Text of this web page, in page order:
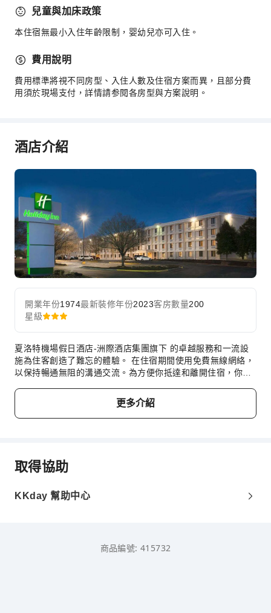
熨燙服務
洗衣服務
公共區域設施
自動販賣機
吸菸區
停車場
上網服務
公共休息室/電視室
櫃檯服務
快速入住退房
安全與保全
急救包
保全人員
無障礙設施
無障礙設施
兒童與加床政策
本住宿無最小入住年齡限制，婴幼兒亦可入住。
費用說明
費用標準將視不同房型、入住人數及住宿方案而異，且部分費
用須於現場支付，詳情請参閱各房型與方案說明。
酒店介紹
開業年份1974最新裝修年份2023客房數量200
星級
夏洛特機場假日酒店-洲際酒店集團旗下 的卓越服務和一流設
施為住客創造了難忘的體驗。 在住宿期間使用免費無線網絡，
以保持暢通無阻的溝通交流。為方便你抵達和離開住宿，你可
務，輕鬆發掘 夏洛特 (NC) 的美景。住宿為自駕遊住客提供泊
車設施。 透過前台服務提供的禮賓服務，輕鬆計劃你的日常活
動和旅程。 如有需要，票務服務可以幫助你預訂門票，確保你
裝一塵不染。想放鬆一下？客房內的不同設施及服務 (例如客
房服務) 可讓你最大限度地在房間裡度過美好時光。 此外，你
機場假日酒店-洲際酒店集團旗下。 為確保所有遊客的健康和
快的住宿體驗，住宿的部分客房配有空調或床單換洗服務。 夏
洛特機場假日酒店-洲際酒店集團旗下 獨特的客房有不同設計
更多介紹
取得協助
KKday 幫助中心
商品編號: 415732